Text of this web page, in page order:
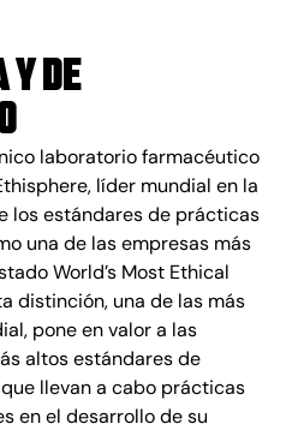
Y DE
laboratorio farmacéutico
líder mundial en la
los estándares de prácticas
una de las empresas más
World’s Most Ethical
distinción, una de las más
pone en valor a las
altos estándares de
llevan a cabo prácticas
en el desarrollo de su